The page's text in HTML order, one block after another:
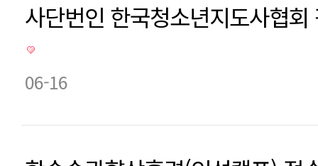
사단번인 한국청소년지도사협
06-16